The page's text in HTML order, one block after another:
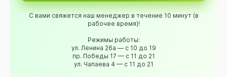
С вами свяжется наш менеджер в течение 10 минут (в
рабочее время)!
Режимы работы:
ул. Ленина 26а — с 10 до 19
пр. Победы 17 — с 11 до 21
ул. Чапаева 4 — с 11 до 21